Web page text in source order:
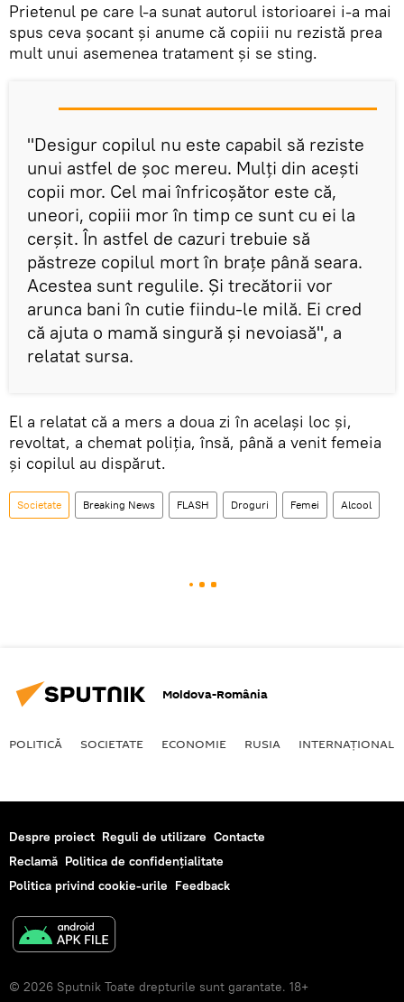
Prietenul pe care l-a sunat autorul istorioarei i-a mai
spus ceva şocant şi anume că copiii nu rezistă prea
mult unui asemenea tratament şi se sting.
"Desigur copilul nu este capabil să reziste
unui astfel de șoc mereu. Mulţi din aceşti
copii mor. Cel mai înfricoșător este că,
uneori, copiii mor în timp ce sunt cu ei la
cerşit. În astfel de cazuri trebuie să
păstreze copilul mort în brațe până seara.
Acestea sunt regulile. Și trecătorii vor
arunca bani în cutie fiindu-le milă. Ei cred
că ajuta o mamă singură şi nevoiasă", a
relatat sursa.
El a relatat că a mers a doua zi în acelaşi loc şi,
revoltat, a chemat poliţia, însă, până a venit femeia
şi copilul au dispărut.
Societate Breaking News FLASH Droguri Femei Alcool
Moldova-România
POLITICĂ SOCIETATE ECONOMIE RUSIA INTERNAŢIONAL
Despre proiect Reguli de utilizare Contacte
Reclamă Politica de confidențialitate
Politica privind cookie-urile Feedback
© 2026 Sputnik Toate drepturile sunt garantate. 18+